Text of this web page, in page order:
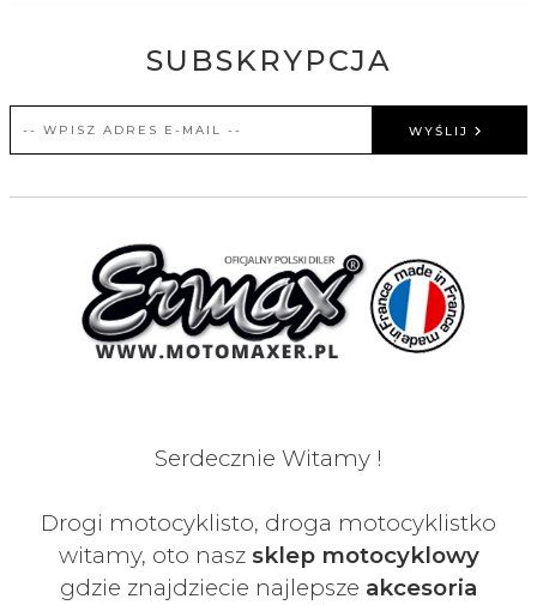
SUBSKRYPCJA
WYŚLIJ
Serdecznie Witamy !
Drogi motocyklisto, droga motocyklistko
witamy, oto nasz sklep motocyklowy
gdzie znajdziecie najlepsze akcesoria